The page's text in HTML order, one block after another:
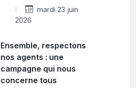
mardi 23 juin
2026
Ensemble, respectons
nos agents : une
campagne qui nous
concerne tous